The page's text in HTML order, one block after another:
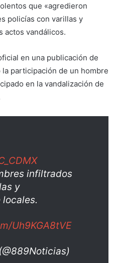
que «agredieron
policías con varillas y
actos vandálicos.
en una publicación de
participación de un hombre
en la vandalización de
infiltrados
y
Uh9KGA8tVE